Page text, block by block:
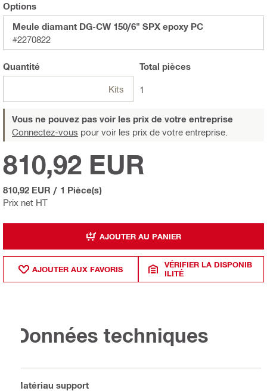
Options
Meule diamant DG-CW 150/6" SPX epoxy PC
#2270822
Quantité
Kits
Total pièces
1
Vous ne pouvez pas voir les prix de votre entreprise
Connectez-vous pour voir les prix de votre entreprise.
Prix net HT
810,92 EUR
810,92 EUR / 1 Pièce(s)
AJOUTER AU PANIER
AJOUTER AUX FAVORIS
VÉRIFIER LA DISPONIB
ILITÉ
Données techniques
Matériau support